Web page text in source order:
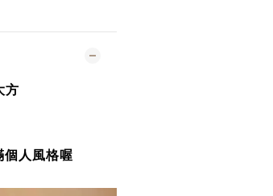
方
個人風格喔